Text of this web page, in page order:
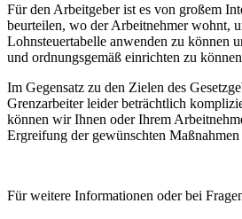
Für den Arbeitgeber ist es von großem
beurteilen, wo der Arbeitnehmer wohnt,
Lohnsteuertabelle anwenden zu können
und ordnungsgemäß einrichten zu
Im Gegensatz zu den Zielen des
Grenzarbeiter leider beträchtlich
können wir Ihnen oder Ihrem
Ergreifung der gewünschten
Für weitere Informationen oder bei